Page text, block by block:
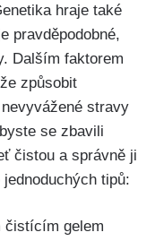
hraje⁤ také
pravděpodobné,⁤
‌Dalším faktorem
způsobit​
stravy
se zbavili
čistou a správně ji
tipů:
⁣čistícím gelem